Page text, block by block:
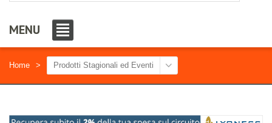
MENU
Home Prodotti Stagionali ed Eventi